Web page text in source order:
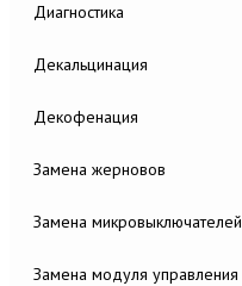
Диагностика
Декальцинация
Декофенация
Замена жерновов
Замена микровыключателей
Замена модуля управления